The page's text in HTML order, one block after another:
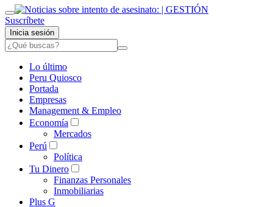
Suscríbete
Inicia sesión
Lo último
Peru Quiosco
Portada
Empresas
Management & Empleo
Economía
Mercados
Perú
Política
Tu Dinero
Finanzas Personales
Inmobiliarias
Plus G